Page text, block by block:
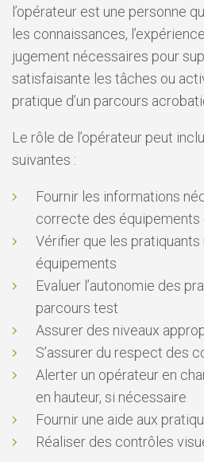
l’opérateur est une personne
les connaissances,
jugement nécessaires pour
satisfaisante les tâches ou
pratique d’un parcours
Le rôle de l’opérateur peut
suivantes :
Fournir les informations
correcte des équipements
Vérifier que les
équipements
Evaluer l’autonomie des
parcours test
Assurer des niveaux
S’assurer du respect des
Alerter un opérateur en
en hauteur, si nécessaire
Fournir une aide aux
Réaliser des contrôles